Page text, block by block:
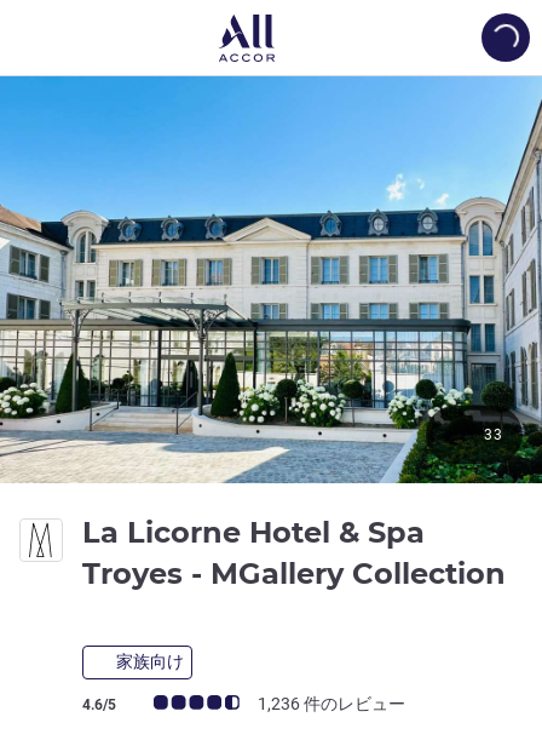
La Licorne Hotel & Spa
Troyes - MGallery Collection
家族向け
お客さまの声 (確認済みレビュー アコーホテルズ)
4.6/5 1,236 件のレビュー
33